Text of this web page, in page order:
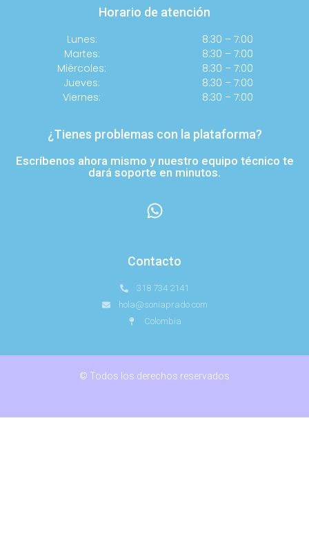
Horario de atención
Lunes:
Martes:
Miércoles:
Jueves:
Viernes:
8:30 – 7:00
8:30 – 7:00
8:30 – 7:00
8:30 – 7:00
8:30 – 7:00
¿Tienes problemas con la plataforma?
Escríbenos ahora mismo y nuestro equipo técnico te
dará soporte en minutos.
Contacto
318 734 2141
hola@soniaprado.com
Colombia
© Todos los derechos reservados